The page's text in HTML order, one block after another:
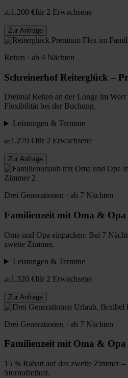
ab 1.200 €für 2 Erwachsene
Zur Anfrage
Reiten · ab 4 Nächten
Schreinerhof Reiterglück –
Dreimal Reiten an der Longe im
Flexibilität bei der Buchung.
Leistungen & Termine
ab 1.270 €für 2 Erwachsene
Zur Anfrage
Zimmer 2
Drei Generationen · ab 7 Nächten
Familienzeit mit Oma & Opa
Oma und Opa einpacken: Bei 7
zweite Zimmer.
Leistungen & Termine
ab 1.320 €für 2 Erwachsene
Zur Anfrage
Drei Generationen · ab 7 Nächten
Familienzeit mit Oma &
15 % Rabatt auf das zweite Zimmer
Stornofreiheit.